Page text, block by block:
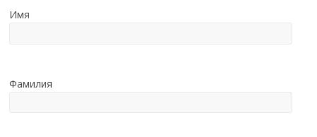
Имя
Фамилия